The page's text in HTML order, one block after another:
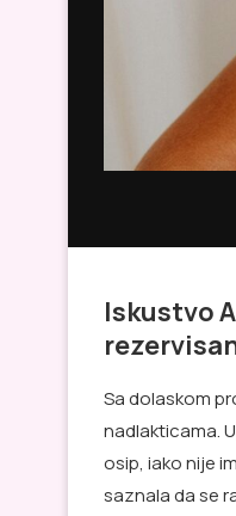
Iskustvo
Sa dolaskom
nadlakticama.
osip, iako nije
saznala da se